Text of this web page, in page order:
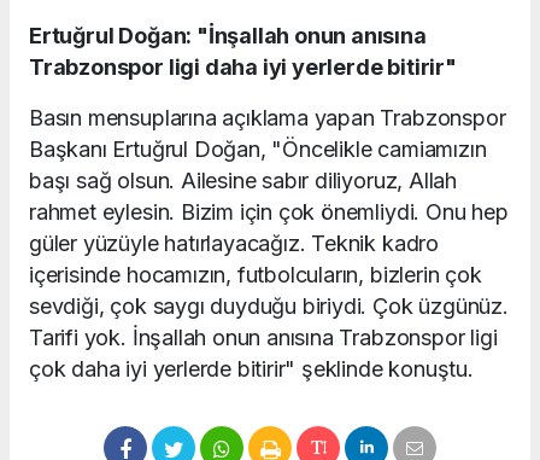
Ertuğrul Doğan: "İnşallah onun anısına
Trabzonspor ligi daha iyi yerlerde bitirir"
Basın mensuplarına açıklama yapan Trabzonspor
Başkanı Ertuğrul Doğan, "Öncelikle camiamızın
başı sağ olsun. Ailesine sabır diliyoruz, Allah
rahmet eylesin. Bizim için çok önemliydi. Onu hep
güler yüzüyle hatırlayacağız. Teknik kadro
içerisinde hocamızın, futbolcuların, bizlerin çok
sevdiği, çok saygı duyduğu biriydi. Çok üzgünüz.
Tarifi yok. İnşallah onun anısına Trabzonspor ligi
çok daha iyi yerlerde bitirir" şeklinde konuştu.